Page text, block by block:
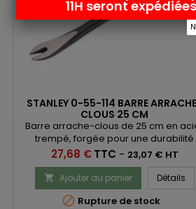
STANLEY 0-55-114 BARRE
CLOUS 25 CM
Barre arrache-clous de 25 cm en
trempé, forgée pour une durabilité
accrue.Poli et biseauté pour pénétrer
facilement sous la tête du clou.La
coudée est munie d'un talon qui peut
servir de petit marteau.
Prix
27,68 € TTC - 23,07 € HT
 Ajouter au panier Détails
 Rupture de stock
11H seront